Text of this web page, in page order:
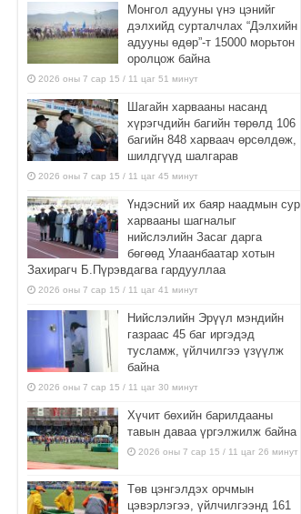
Монгол адууны үнэ цэнийг
дэлхийд сурталчлах “Дэлхийн
адууны өдөр”-т 15000 морьтон
оролцож байна
2026 оны 7 сар 15 / 11 цаг 51 минут
Шагайн харвааны насанд
хүрэгчдийн багийн төрөлд 106
багийн 848 харваач өрсөлдөж,
шилдгүүд шалгарав
2026 оны 7 сар 15 / 11 цаг 45 минут
Үндэсний их баяр наадмын сур
харвааны шагналыг
нийслэлийн Засаг дарга
бөгөөд Улаанбаатар хотын
Захирагч Б.Пүрэвдагва гардууллаа
2026 оны 7 сар 15 / 11 цаг 41 минут
Нийслэлийн Эрүүл мэндийн
газраас 45 баг иргэдэд
тусламж, үйлчилгээ үзүүлж
байна
2026 оны 7 сар 15 / 11 цаг 30 минут
Хүчит бөхийн барилдааны
тавын даваа үргэлжилж байна
2026 оны 7 сар 15 / 11 цаг 26 минут
Төв цэнгэлдэх орчмын
цэвэрлэгээ, үйлчилгээнд 161